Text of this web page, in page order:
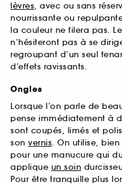
lèvres, avec ou sans
nourrissante ou
la couleur ne filera pas.
n’hésiteront pas à se
regroupant d’un seul
d’effets ravissants.
Ongles
Lorsque l’on parle de
pense immédiatement à
sont coupés, limés et
son vernis. On utilise, bien
pour une manucure qui
applique un soin
Pour être tranquille plus